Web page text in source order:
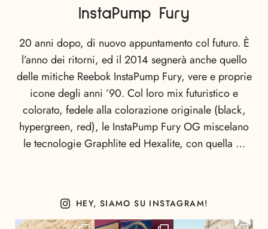
InstaPump Fury
20 anni dopo, di nuovo appuntamento col futuro. È
l’anno dei ritorni, ed il 2014 segnerà anche quello
delle mitiche Reebok InstaPump Fury, vere e proprie
icone degli anni ’90. Col loro mix futuristico e
colorato, fedele alla colorazione originale (black,
hypergreen, red), le InstaPump Fury OG miscelano
le tecnologie Graphlite ed Hexalite, con quella …
HEY, SIAMO SU INSTAGRAM!